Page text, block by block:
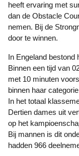
heeft ervaring met
dan de Obstacle
nemen. Bij de
door te winnen.
In Engeland
Binnen een tijd van
met 10 minuten
binnen haar
In het totaal
Dertien dames uit
op het
Bij mannen is dit
hadden 966